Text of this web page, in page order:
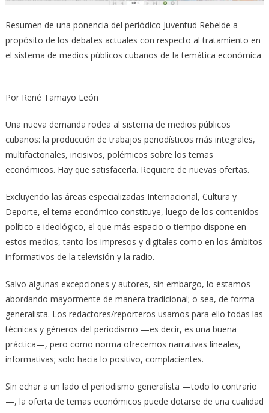
Resumen de una ponencia del periódico Juventud Rebelde a
propósito de los debates actuales con respecto al tratamiento en
el sistema de medios públicos cubanos de la temática económica
Por René Tamayo León
Una nueva demanda rodea al sistema de medios públicos
cubanos: la producción de trabajos periodísticos más integrales,
multifactoriales, incisivos, polémicos sobre los temas
económicos. Hay que satisfacerla. Requiere de nuevas ofertas.
Excluyendo las áreas especializadas Internacional, Cultura y
Deporte, el tema económico constituye, luego de los contenidos
político e ideológico, el que más espacio o tiempo dispone en
estos medios, tanto los impresos y digitales como en los ámbitos
informativos de la televisión y la radio.
Salvo algunas excepciones y autores, sin embargo, lo estamos
abordando mayormente de manera tradicional; o sea, de forma
generalista. Los redactores/reporteros usamos para ello todas las
técnicas y géneros del periodismo —es decir, es una buena
práctica—, pero como norma ofrecemos narrativas lineales,
informativas; solo hacia lo positivo, complacientes.
Sin echar a un lado el periodismo generalista —todo lo contrario
—, la oferta de temas económicos puede dotarse de una cualidad